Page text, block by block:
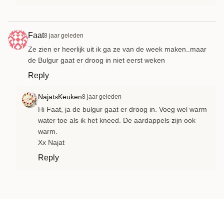
Faat8 jaar geleden
Ze zien er heerlijk uit ik ga ze van de week maken..maar
de Bulgur gaat er droog in niet eerst weken
Reply
NajatsKeuken8 jaar geleden
Hi Faat, ja de bulgur gaat er droog in. Voeg wel warm
water toe als ik het kneed. De aardappels zijn ook
warm.
Xx Najat
Reply